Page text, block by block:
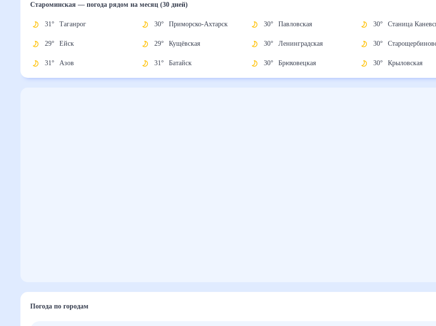
Староминская— погода рядомна месяц (30 дней)
31° Таганрог
29° Ейск
31° Азов
30°
Приморско-
30° Павловская
30° Ленинградская
30° Брюховецкая
30° Станица
30°
30° Крыловская